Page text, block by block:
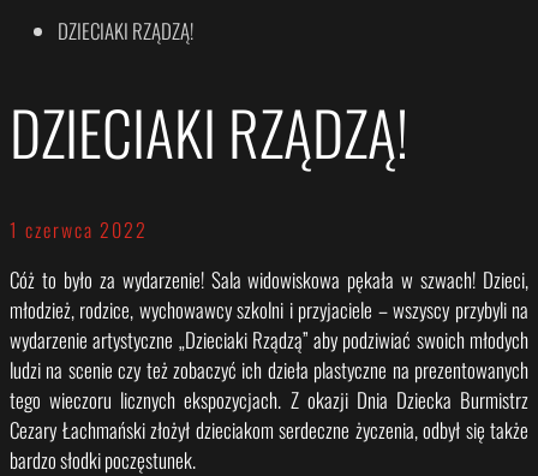
DZIECIAKI RZĄDZĄ!
DZIECIAKI RZĄDZĄ!
1 czerwca 2022
Cóż to było za wydarzenie! Sala widowiskowa pękała w szwach! Dzieci,
młodzież, rodzice, wychowawcy szkolni i przyjaciele – wszyscy przybyli na
wydarzenie artystyczne „Dzieciaki Rządzą” aby podziwiać swoich młodych
ludzi na scenie czy też zobaczyć ich dzieła plastyczne na prezentowanych
tego wieczoru licznych ekspozycjach. Z okazji Dnia Dziecka Burmistrz
Cezary Łachmański złożył dzieciakom serdeczne życzenia, odbył się także
bardzo słodki poczęstunek.